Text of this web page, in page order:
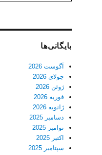
بایگانی‌ها
آگوست 2026
جولای 2026
ژوئن 2026
فوریه 2026
ژانویه 2026
دسامبر 2025
نوامبر 2025
اکتبر 2025
سپتامبر 2025